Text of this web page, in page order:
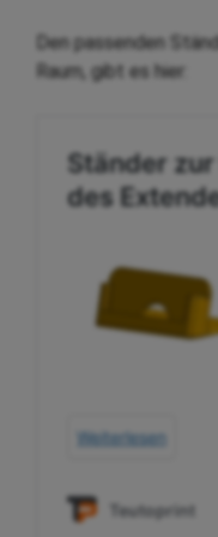
Den passenden
Raum, gibt es hier: